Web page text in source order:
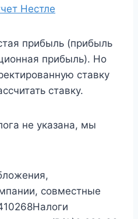
Нестле
прибыль (прибыль
прибыль). Но
ставку
ставку.
не указана, мы
совместные